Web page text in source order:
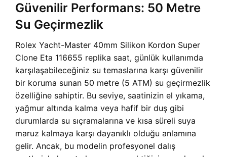
Güvenilir Performans: 50 Metre
Su Geçirmezlik
Rolex Yacht-Master 40mm Silikon Kordon Super
Clone Eta 116655 replika saat, günlük kullanımda
karşılaşabileceğiniz su temaslarına karşı güvenilir
bir koruma sunan 50 metre (5 ATM) su geçirmezlik
özelliğine sahiptir. Bu seviye, saatinizin el yıkama,
yağmur altında kalma veya hafif bir duş gibi
durumlarda su sıçramalarına ve kısa süreli suya
maruz kalmaya karşı dayanıklı olduğu anlamına
gelir. Ancak, bu modelin profesyonel dalış